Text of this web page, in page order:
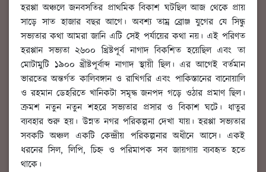
হরপ্পা অঞ্চলে জনবসতির প্রাথমিক বিকাশ ঘটছিল আজ থেকে প্রায়
সাড়ে সাত হাজার বছর আগে। অবশ্য তাম্র ব্রোঞ্জ যুগের যে সিন্ধু
সভ্যতার কথা আমরা জানি এটি সেই পর্যায়ের কথা নয়। এই পরিণত
হরপ্পান সভ্যতা ২৬০০ খ্রিষ্টপূর্ব নাগাদ বিকশিত হয়েছিল এবং তা
মোটামুটি ১৯০০ খ্রীষ্টপূর্বাব্দ নাগাদ স্থায়ী ছিল। এর আগেই বর্তমান
ভারতের অন্তর্গত কালিবঙ্গান ও রাখিগরি এবং পাকিস্তানের বানোয়ালি
ও রহমান ডেহরিতে খানিকটা সমৃদ্ধ জনপদ গড়ে ওঠার প্রমাণ ছিল।
ক্রমশ নতুন নতুন শহরে সভ্যতার প্রসার ও বিকাশ ঘটে। ধাতুর
ব্যবহার শুরু হয়। উন্নত নগর পরিকল্পনা দেখা যায়। হরপ্পা সভ্যতার
সবকটি অঞ্চল একটি কেন্দ্রীয় পরিকল্পনার অধীনে আসে। একই
ধরনের সিল, লিপি, চিহ্ন ও পরিমাপক সব জায়গায় ব্যবহৃত হতে
থাকে।